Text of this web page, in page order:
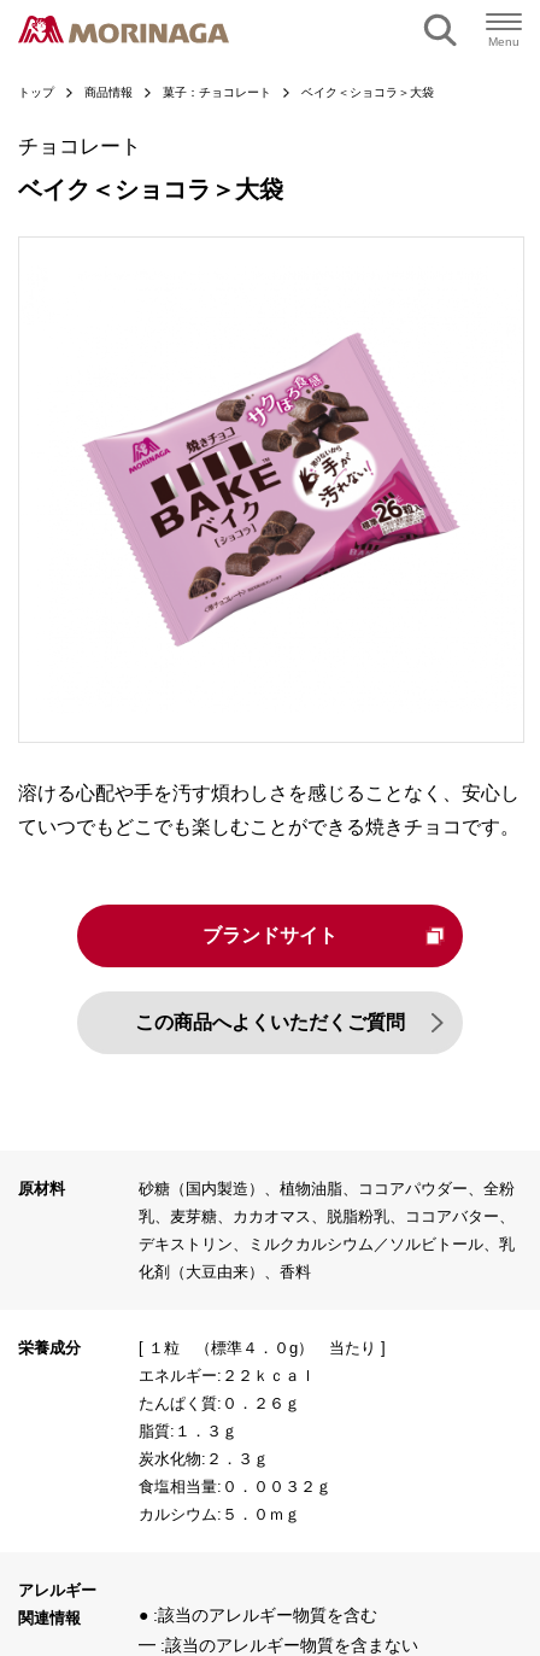
Menu
トップ 商品情報 菓子：チョコレート ベイク＜ショコラ＞大袋
チョコレート
ベイク＜ショコラ＞大袋
溶ける心配や手を汚す煩わしさを感じることなく、安心し
ていつでもどこでも楽しむことができる焼きチョコです。
ブランドサイト
この商品へよくいただくご質問
原材料
砂糖（国内製造）、植物油脂、ココアパウダー、全粉
乳、麦芽糖、カカオマス、脱脂粉乳、ココアバター、
デキストリン、ミルクカルシウム／ソルビトール、乳
化剤（大豆由来）、香料
栄養成分
[ １粒 （標準４．０g） 当たり ]
エネルギー:２２ｋｃａｌ
たんぱく質:０．２６ｇ
脂質:１．３ｇ
炭水化物:２．３ｇ
食塩相当量:０．００３２ｇ
カルシウム:５．０ｍｇ
アレルギー
関連情報
● :該当のアレルギー物質を含む
━ :該当のアレルギー物質を含まない